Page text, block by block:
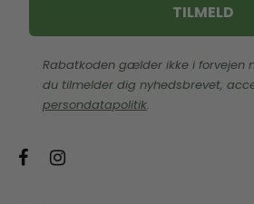
TILMELD
Rabatkoden gælder ikke i forvejen
du tilmelder dig nyhedsbrevet,
persondatapolitik.